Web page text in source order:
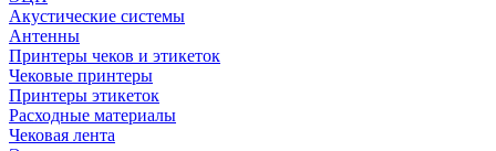
Акустические системы
Антенны
Принтеры чеков и этикеток
Чековые принтеры
Принтеры этикеток
Расходные материалы
Чековая лента